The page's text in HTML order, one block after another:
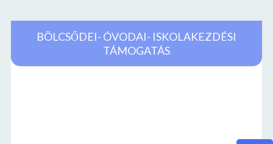
BÖLCSŐDEI- ÓVODAI- ISKOLAKEZDÉSI
TÁMOGATÁS